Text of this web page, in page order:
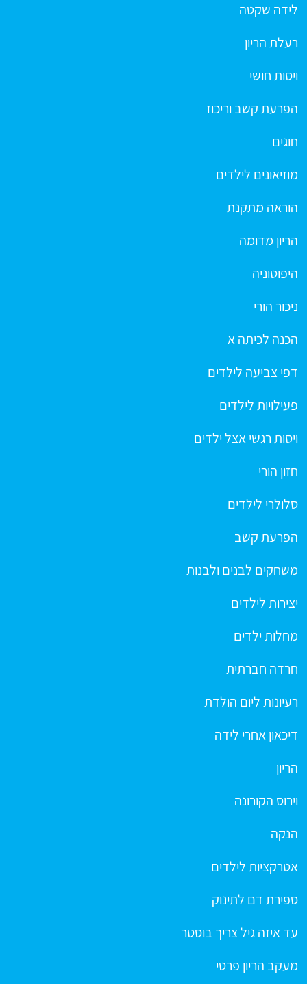
לידה שקטה
רעלת הריון
ויסות חושי
הפרעת קשב וריכוז
חוגים
מוזיאונים לילדים
הוראה מתקנת
הריון מדומה
היפוטוניה
ניכור הורי
הכנה לכיתה א
דפי צביעה לילדים
פעילויות לילדים
ויסות רגשי אצל ילדים
חזון הורי
סלולרי לילדים
הפרעת קשב
משחקים לבנים ולבנות
יצירות לילדים
מחלות ילדים
חרדה חברתית
רעיונות ליום הולדת
דיכאון אחרי לידה
הריון
וירוס הקורונה
הנקה
אטרקציות לילדים
ספירת דם לתינוק
עד איזה גיל צריך בוסטר
מעקב הריון פרטי